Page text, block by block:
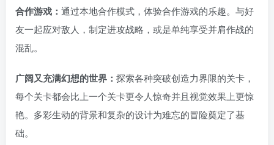
合作游戏： 通过本地合作模式，体验合作游戏的乐趣。与好
友一起应对敌人，制定进攻战略，或是单纯享受并肩作战的
混乱。
广阔又充满幻想的世界： 探索各种突破创造力界限的关卡，
每个关卡都会比上一个关卡更令人惊奇并且视觉效果上更惊
艳。多彩生动的背景和复杂的设计为难忘的冒险奠定了基
础。